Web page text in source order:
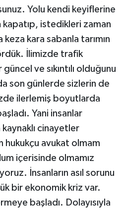
Yolu kendi keyiflerine
istedikleri zaman
keza kara sabanla tarımın
İlimizde trafik
ve sıkıntılı olduğunu
son günlerde sizlerin de
ilerlemiş boyutlarda
Yani insanlar
kaynaklı cinayetler
hukukçu avukat olmam
içerisinde olmamız
İnsanların asıl sorunu
bir ekonomik kriz var.
başladı. Dolayısıyla